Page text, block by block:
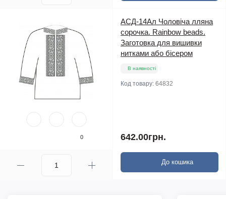
0
АСД-14Ал Чоловіча лляна
сорочка. Rainbow beads.
Заготовка для вишивки
нитками або бісером
В наявності
Код товару: 64832
642.00грн.
До кошика